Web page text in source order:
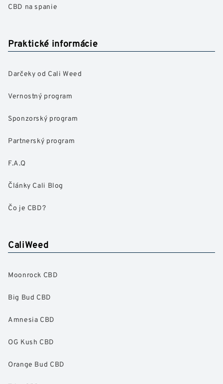
CBD na spanie
Praktické informácie
Darčeky od Cali Weed
Vernostný program
Sponzorský program
Partnerský program
F.A.Q
Články Cali Blog
Čo je CBD?
CaliWeed
Moonrock CBD
Big Bud CBD
Amnesia CBD
OG Kush CBD
Orange Bud CBD